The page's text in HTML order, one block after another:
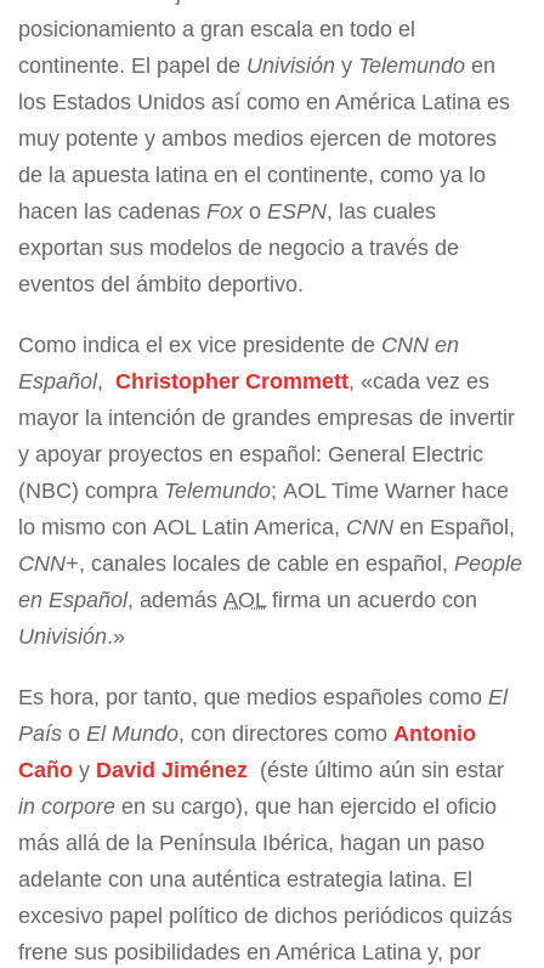
posicionamiento a gran escala en todo el
continente. El papel de Univisión y Telemundo en
los Estados Unidos así como en América Latina es
muy potente y ambos medios ejercen de motores
de la apuesta latina en el continente, como ya lo
hacen las cadenas Fox o ESPN, las cuales
exportan sus modelos de negocio a través de
eventos del ámbito deportivo.
Como indica el ex vice presidente de CNN en
Español, Christopher Crommett, «cada vez es
mayor la intención de grandes empresas de invertir
y apoyar proyectos en español: General Electric
(NBC) compra Telemundo; AOL Time Warner hace
lo mismo con AOL Latin America, CNN en Español,
CNN+, canales locales de cable en español, People
en Español, además AOLfirma un acuerdo con
Univisión.»
Es hora, por tanto, que medios españoles como El
País o El Mundo, con directores como Antonio
Caño y David Jiménez (éste último aún sin estar
in corpore en su cargo), que han ejercido el oficio
más allá de la Península Ibérica, hagan un paso
adelante con una auténtica estrategia latina. El
excesivo papel político de dichos periódicos quizás
frene sus posibilidades en América Latina y, por